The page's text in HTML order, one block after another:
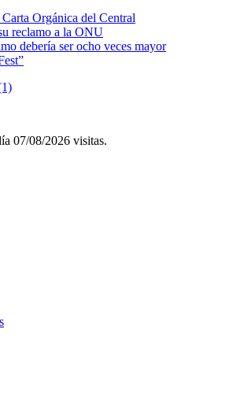
Orgánica del Central
reclamo a la ONU
debería ser ocho veces mayor
07/08/2026 visitas.